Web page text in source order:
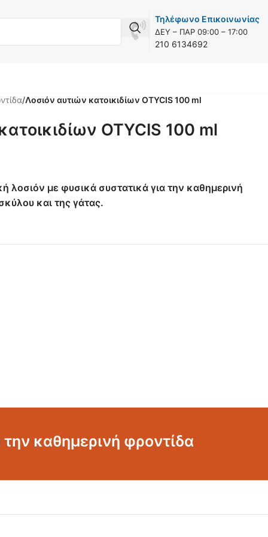
Τηλέφωνο Επικοινωνίας
ΔEY – ΠAP 09:00 – 17:00
210 6134692
Συνιστάται από
κτηνιάτρους
/Λοσιόν αυτιών κατοικιδίων OTYCIS 100 ml
OTYCIS 100 ml
λοσιόν με φυσικά συστατικά για την καθημερινή
και της γάτας.
καθημερινή φροντίδα